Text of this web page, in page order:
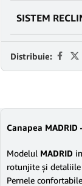
SISTEM
Distribuie:
Canapea
Modelul MADRID
rotunjite și
Pernele